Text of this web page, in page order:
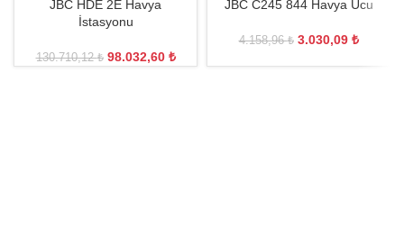
JBC HDE 2E Havya
İstasyonu
130.710,12₺ 98.032,60 ₺
JBC C245 844 Havya Ucu
4.158,96₺ 3.030,09 ₺